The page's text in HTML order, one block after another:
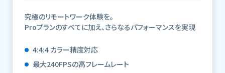
究極のリモートワーク体験を。
Proプランのすべてに加え、さらなるパフォーマンスを実現
4:4:4 カラー精度対応
最大240FPSの高フレームレート